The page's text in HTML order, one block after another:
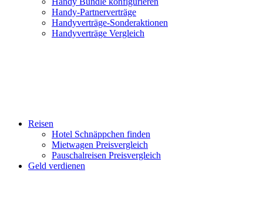
Handy-Partnerverträge
Handyverträge-Sonderaktionen
Handyverträge Vergleich
Reisen
Hotel Schnäppchen finden
Mietwagen Preisvergleich
Pauschalreisen Preisvergleich
Geld verdienen